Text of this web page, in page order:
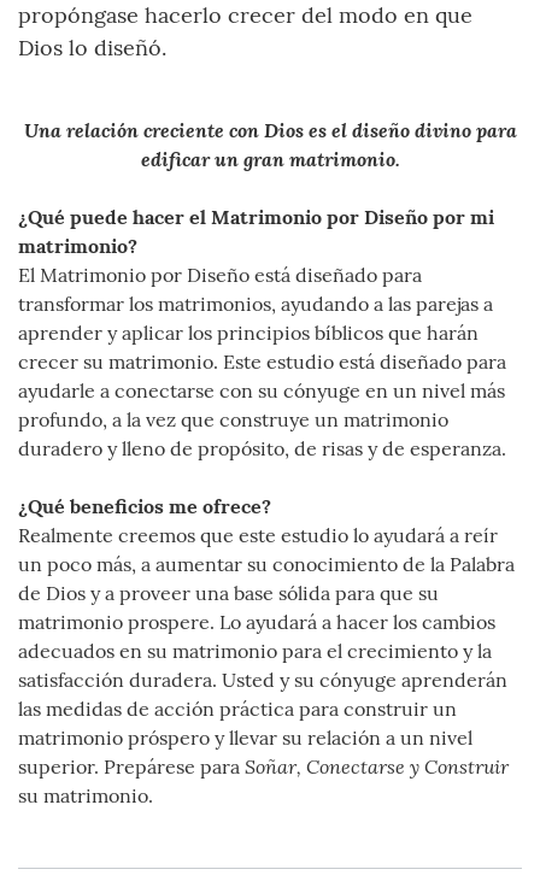
propóngase hacerlo crecer del modo en que
Dios lo diseñó.
Una relación creciente con Dios es el diseño divino para
edificar un gran matrimonio.
¿Qué puede hacer el Matrimonio por Diseño por mi
matrimonio?
El Matrimonio por Diseño está diseñado para
transformar los matrimonios, ayudando a las parejas a
aprender y aplicar los principios bíblicos que harán
crecer su matrimonio. Este estudio está diseñado para
ayudarle a conectarse con su cónyuge en un nivel más
profundo, a la vez que construye un matrimonio
duradero y lleno de propósito, de risas y de esperanza.
¿Qué beneficios me ofrece?
Realmente creemos que este estudio lo ayudará a reír
un poco más, a aumentar su conocimiento de la Palabra
de Dios y a proveer una base sólida para que su
matrimonio prospere. Lo ayudará a hacer los cambios
adecuados en su matrimonio para el crecimiento y la
satisfacción duradera. Usted y su cónyuge aprenderán
las medidas de acción práctica para construir un
matrimonio próspero y llevar su relación a un nivel
superior. Prepárese para Soñar, Conectarse y Construir
su matrimonio.